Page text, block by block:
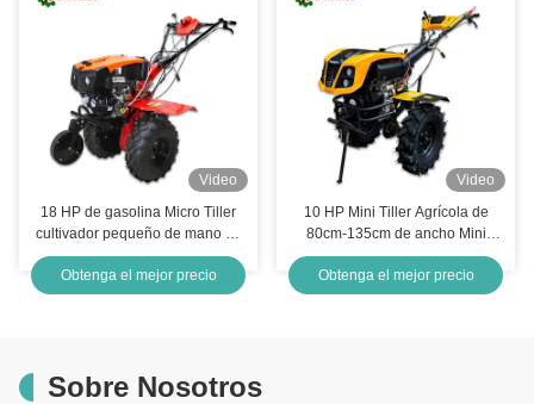
Video
18 HP de gasolina Micro Tiller
cultivador pequeño de mano de
4 tiempos
Obtenga el mejor precio
Video
10 HP Mini Tiller Agrícola de
80cm-135cm de ancho Mini
Tiller de energía diesel
Obtenga el mejor precio
Sobre Nosotros